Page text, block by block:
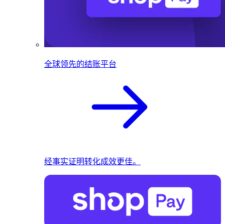
全球领先的结账平台
经事实证明转化成效更佳。